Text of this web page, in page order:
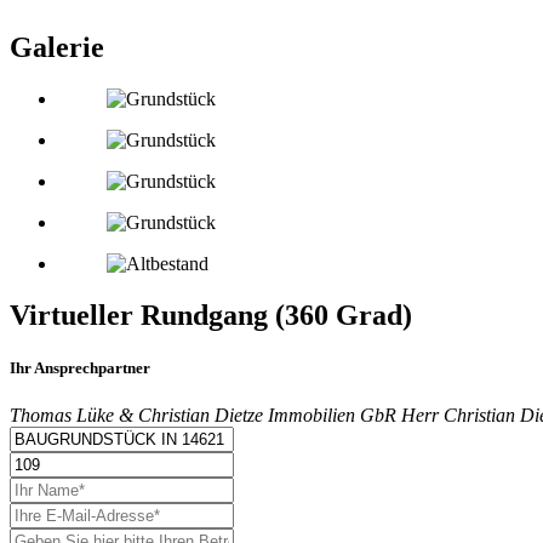
Galerie
Virtueller Rundgang (360 Grad)
Ihr Ansprechpartner
Thomas Lüke & Christian Dietze Immobilien GbR Herr Christian